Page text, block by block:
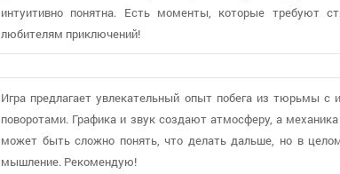
интуитивно понятна. Есть моменты, которые требуют
любителям приключений!
Игра предлагает увлекательный опыт побега из тюрьмы
поворотами. Графика и звук создают атмосферу, а
может быть сложно понять, что делать дальше, но в
мышление. Рекомендую!